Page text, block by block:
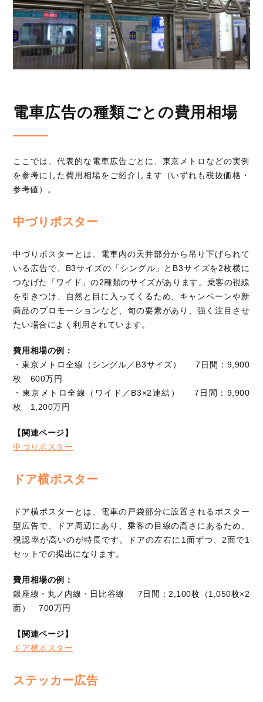
電車広告の種類ごとの費用相場
ここでは、代表的な電車広告ごとに、東京メトロなどの実例
を参考にした費用相場をご紹介します（いずれも税抜価格・
参考値）。
中づりポスター
中づりポスターとは、電車内の天井部分から吊り下げられて
いる広告で、B3サイズの「シングル」とB3サイズを2枚横に
つなげた「ワイド」の2種類のサイズがあります。乗客の視線
を引きつけ、自然と目に入ってくるため、キャンペーンや新
商品のプロモーションなど、旬の要素があり、強く注目させ
たい場合によく利用されています。
費用相場の例：
・東京メトロ全線（シングル／B3サイズ） 7日間：9,900
枚 600万円
・東京メトロ全線（ワイド／B3×2連結） 7日間：9,900
枚 1,200万円
【関連ページ】
中づりポスター
ドア横ポスター
ドア横ポスターとは、電車の戸袋部分に設置されるポスター
型広告で、ドア周辺にあり、乗客の目線の高さにあるため、
視認率が高いのが特長です。ドアの左右に1面ずつ、2面で1
セットでの掲出になります。
費用相場の例：
銀座線・丸ノ内線・日比谷線 7日間：2,100枚（1,050枚×2
面） 700万円
【関連ページ】
ドア横ポスター
ステッカー広告